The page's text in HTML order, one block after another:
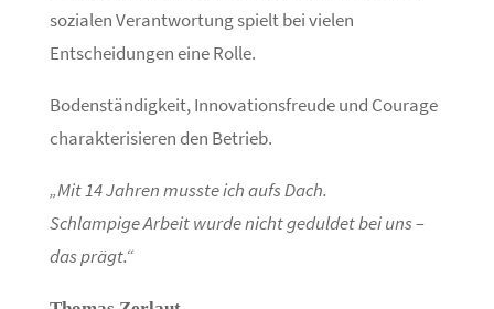
sozialen Verantwortung spielt bei vielen
Entscheidungen eine Rolle.
Bodenständigkeit, Innovationsfreude und Courage
charakterisieren den Betrieb.
„Mit 14 Jahren musste ich aufs Dach.
Schlampige Arbeit wurde nicht geduldet bei uns –
das prägt.“